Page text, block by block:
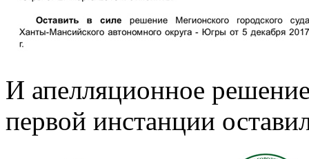
И апелляционное
первой инстанции